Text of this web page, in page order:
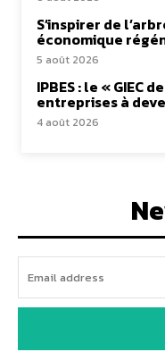
S’inspirer de
économique
5 août 2026
IPBES : le « GIEC
entreprises à
4 août 2026